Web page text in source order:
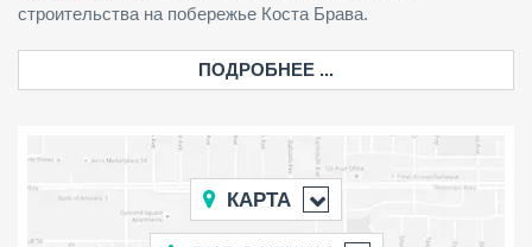
строительства на побережье Коста Брава.
ПОДРОБНЕЕ ...
КАРТА